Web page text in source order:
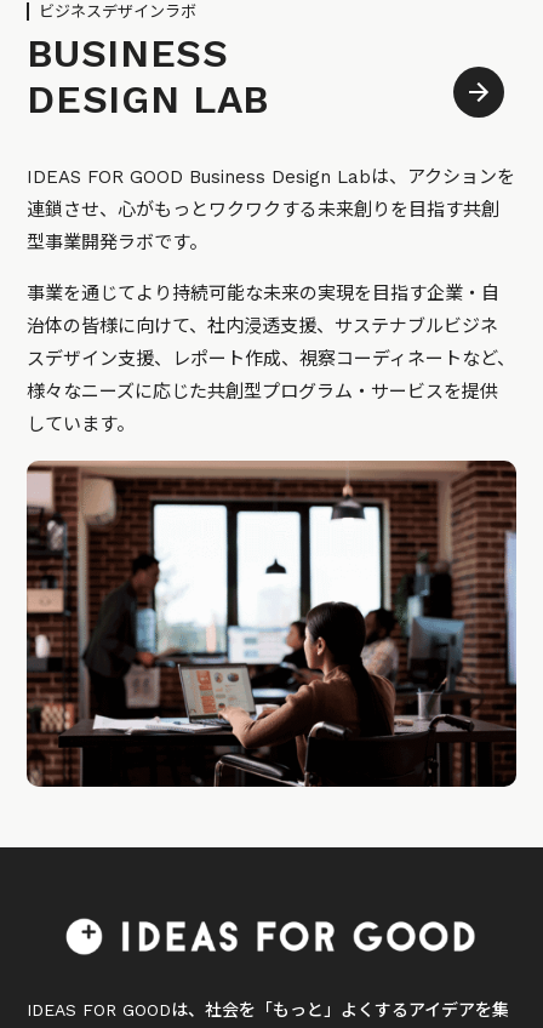
ビジネスデザインラボ
BUSINESS
DESIGN LAB
IDEAS FOR GOOD Business Design Labは、アクションを
連鎖させ、心がもっとワクワクする未来創りを目指す共創
型事業開発ラボです。
事業を通じてより持続可能な未来の実現を目指す企業・自
治体の皆様に向けて、社内浸透支援、サステナブルビジネ
スデザイン支援、レポート作成、視察コーディネートなど、
様々なニーズに応じた共創型プログラム・サービスを提供
しています。
IDEAS FOR GOODは、社会を「もっと」よくするアイデアを集